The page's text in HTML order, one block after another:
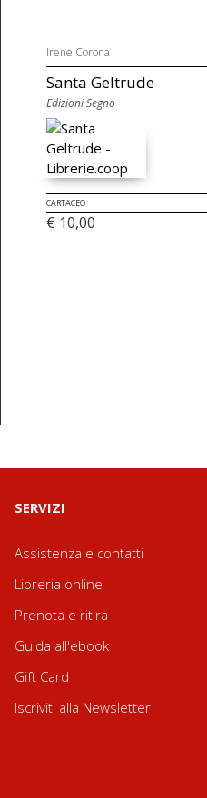
Irene Corona
Santa Geltrude
Edizioni Segno
CARTACEO
€ 10,00
SERVIZI
Assistenza e contatti
Libreria online
Prenota e ritira
Guida all'ebook
Gift Card
Iscriviti alla Newsletter